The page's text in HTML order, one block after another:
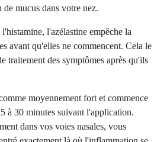
mucus dans votre nez.
l'azélastine empêche la
avant qu'elles ne commencent. Cela le
traitement des symptômes après qu'ils
moyennement fort et commence
à 30 minutes suivant l'application.
dans vos voies nasales, vous